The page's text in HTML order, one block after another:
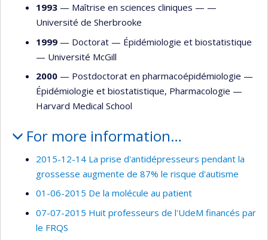
1993 — Maîtrise en sciences cliniques — —
Université de Sherbrooke
1999 — Doctorat — Épidémiologie et biostatistique
— Université McGill
2000 — Postdoctorat en pharmacoépidémiologie —
Épidémiologie et biostatistique, Pharmacologie —
Harvard Medical School
For more information…
2015-12-14 La prise d'antidépresseurs pendant la
grossesse augmente de 87% le risque d'autisme
01-06-2015 De la molécule au patient
07-07-2015 Huit professeurs de l'UdeM financés par
le FRQS